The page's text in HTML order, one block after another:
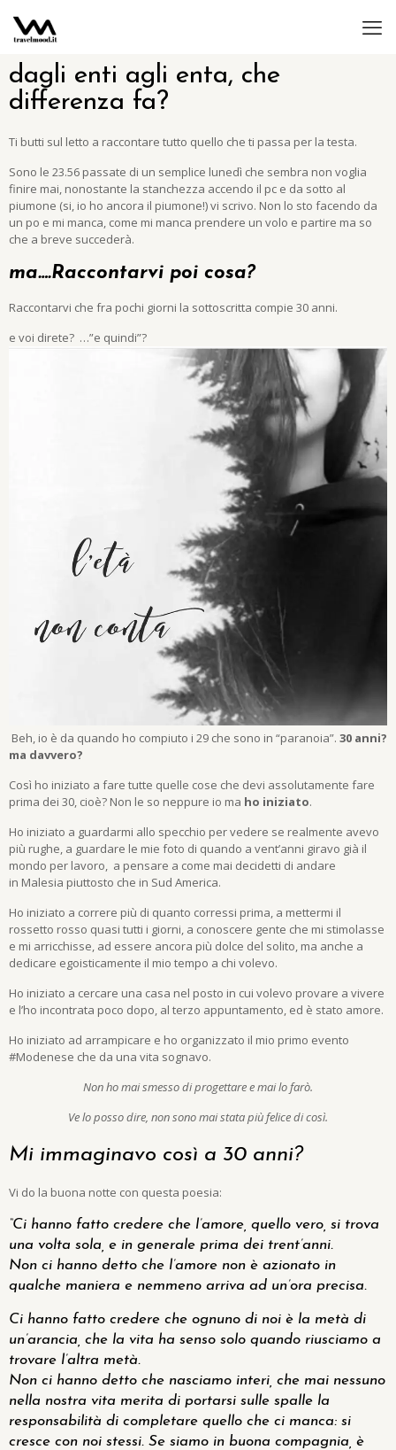
dagli enti agli enta, che
differenza fa?
Ti butti sul letto a raccontare tutto quello che ti passa per la testa.
Sono le 23.56 passate di un semplice lunedì che sembra non voglia
finire mai, nonostante la stanchezza accendo il pc e da sotto al
piumone (si, io ho ancora il piumone!) vi scrivo. Non lo sto facendo da
un po e mi manca, come mi manca prendere un volo e partire ma so
che a breve succederà.
ma….Raccontarvi poi cosa?
Raccontarvi che fra pochi giorni la sottoscritta compie 30 anni.
e voi direte? …”e quindi”?
Beh, io è da quando ho compiuto i 29 che sono in “paranoia”. 30 anni?
ma davvero?
Così ho iniziato a fare tutte quelle cose che devi assolutamente fare
prima dei 30, cioè? Non le so neppure io ma ho iniziato.
Ho iniziato a guardarmi allo specchio per vedere se realmente avevo
più rughe, a guardare le mie foto di quando a vent’anni giravo già il
mondo per lavoro, a pensare a come mai decidetti di andare
in Malesia piuttosto che in Sud America.
Ho iniziato a correre più di quanto corressi prima, a mettermi il
rossetto rosso quasi tutti i giorni, a conoscere gente che mi stimolasse
e mi arricchisse, ad essere ancora più dolce del solito, ma anche a
dedicare egoisticamente il mio tempo a chi volevo.
Ho iniziato a cercare una casa nel posto in cui volevo provare a vivere
e l’ho incontrata poco dopo, al terzo appuntamento, ed è stato amore.
Ho iniziato ad arrampicare e ho organizzato il mio primo evento
#Modenese che da una vita sognavo.
Non ho mai smesso di progettare e mai lo farò.
Ve lo posso dire, non sono mai stata più felice di così.
Mi immaginavo così a 30 anni?
Vi do la buona notte con questa poesia:
“Ci hanno fatto credere che l’amore, quello vero, si trova
una volta sola, e in generale prima dei trent’anni.
Non ci hanno detto che l’amore non è azionato in
qualche maniera e nemmeno arriva ad un’ora precisa.
Ci hanno fatto credere che ognuno di noi è la metà di
un’arancia, che la vita ha senso solo quando riusciamo a
trovare l’altra metà.
Non ci hanno detto che nasciamo interi, che mai nessuno
nella nostra vita merita di portarsi sulle spalle la
responsabilità di completare quello che ci manca: si
cresce con noi stessi. Se siamo in buona compagnia, è